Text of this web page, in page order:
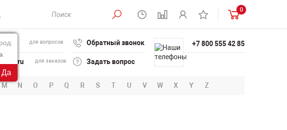
Да
0
для вопросов
для заказов
Обратный звонок
Задать вопрос
+7 800 555 42 85
M N O P Q R S T U V W X Y Z